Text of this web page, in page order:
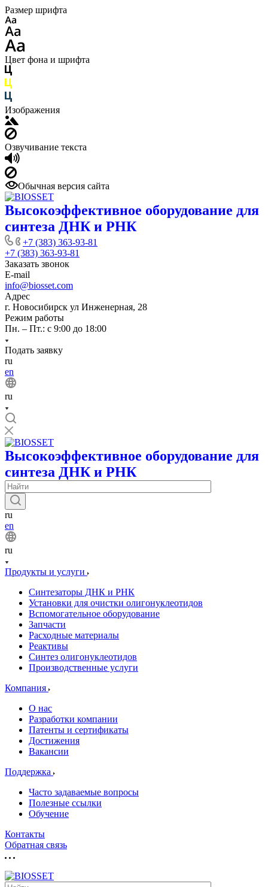
Размер шрифта
Цвет фона и шрифта
Изображения
Озвучивание текста
Обычная версия сайта
Высокоэффективное оборудование для
синтеза ДНК и РНК
+7 (383) 363-93-81
+7 (383) 363-93-81
Заказать звонок
E-mail
info@biosset.com
Адрес
г. Новосибирск ул Инженерная, 28
Режим работы
Пн. – Пт.: с 9:00 до 18:00
Подать заявку
ru
en
ru
Высокоэффективное оборудование для
синтеза ДНК и РНК
ru
en
ru
Продукты и услуги
Синтезаторы ДНК и РНК
Установки для очистки олигонуклеотидов
Вспомогательное оборудование
Запчасти
Расходные материалы
Реактивы
Синтез олигонуклеотидов
Производственные услуги
Компания
О нас
Разработки компании
Патенты и сертификаты
Достижения
Вакансии
Поддержка
Часто задаваемые вопросы
Полезные ссылки
Обучение
Контакты
Обратная связь